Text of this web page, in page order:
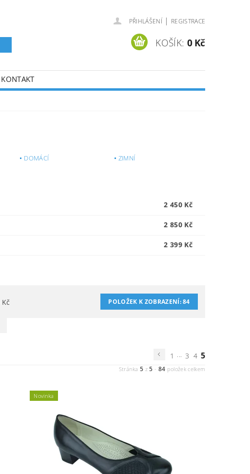
PŘIHLÁŠENÍ | REGISTRACE
KOŠÍK: 0 Kč
KONTAKT
DOMÁCÍ ZIMNÍ
2 450 Kč
2 850 Kč
2 399 Kč
Kč POLOŽEK K ZOBRAZENÍ:84
1 ... 3 4 5
Stránka5 z5 - 84 položek celkem
Novinka